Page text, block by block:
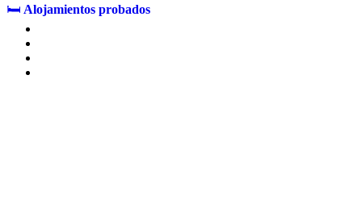
🛏️ Alojamientos probados
contenido